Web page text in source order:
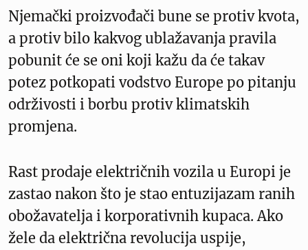
Njemački proizvođači bune se protiv kvota,
a protiv bilo kakvog ublažavanja pravila
pobunit će se oni koji kažu da će takav
potez potkopati vodstvo Europe po pitanju
održivosti i borbu protiv klimatskih
promjena.
Rast prodaje električnih vozila u Europi je
zastao nakon što je stao entuzijazam ranih
obožavatelja i korporativnih kupaca. Ako
žele da električna revolucija uspije,